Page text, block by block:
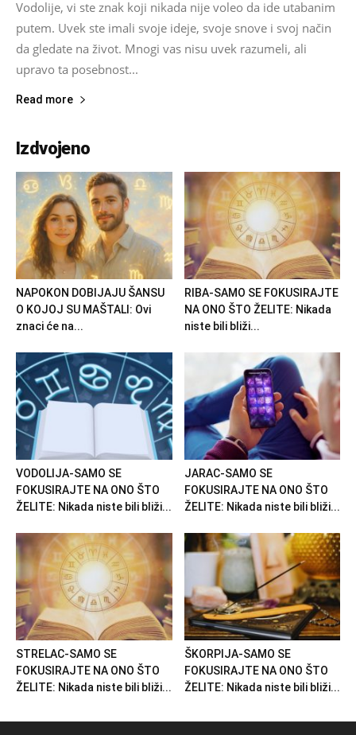
Vodolije, vi ste znak koji nikada nije voleo da ide utabanim
putem. Uvek ste imali svoje ideje, svoje snove i svoj način
da gledate na život. Mnogi vas nisu uvek razumeli, ali
upravo ta posebnost...
Read more
Izdvojeno
NAPOKON DOBIJAJU ŠANSU
O KOJOJ SU MAŠTALI: Ovi
znaci će na...
RIBA-SAMO SE FOKUSIRAJTE
NA ONO ŠTO ŽELITE: Nikada
niste bili bliži...
VODOLIJA-SAMO SE
FOKUSIRAJTE NA ONO ŠTO
ŽELITE: Nikada niste bili bliži...
JARAC-SAMO SE
FOKUSIRAJTE NA ONO ŠTO
ŽELITE: Nikada niste bili bliži...
STRELAC-SAMO SE
FOKUSIRAJTE NA ONO ŠTO
ŽELITE: Nikada niste bili bliži...
ŠKORPIJA-SAMO SE
FOKUSIRAJTE NA ONO ŠTO
ŽELITE: Nikada niste bili bliži...